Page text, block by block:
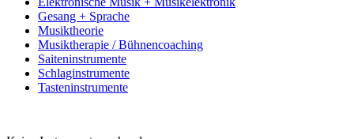
Gesang + Sprache
Musiktheorie
Musiktherapie / Bühnencoaching
Saiteninstrumente
Schlaginstrumente
Tasteninstrumente